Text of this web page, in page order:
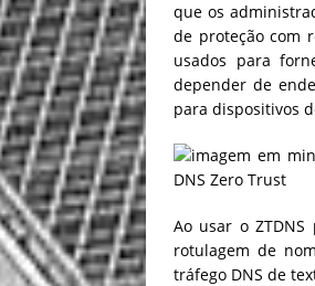
que os
de proteção com
usados ​​para
depender de
para dispositivos
Ao usar o
rotulagem de
tráfego DNS de